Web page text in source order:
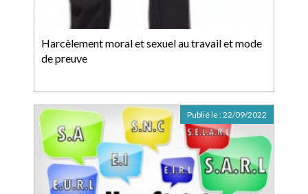
Harcèlement moral et sexuel au travail et mode
de preuve
Publié le :22/09/2022